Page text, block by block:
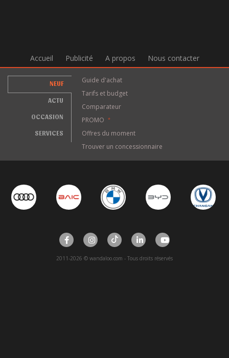
Accueil Publicité A propos Nous contacter
NEUF
ACTU
OCCASION
SERVICES
Guide d'achat
Tarifs et budget
Comparateur
PROMO
*
Offres du moment
Trouver un concessionnaire
2011-2026 © wandaloo.com - Tous droits réservés